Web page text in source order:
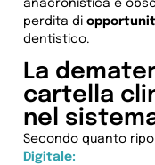
anacronistica e
perdita di
dentistico.
La
cartella
nel
Secondo quanto
Digitale: